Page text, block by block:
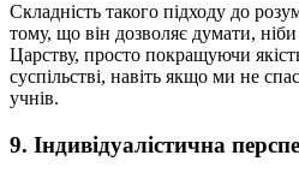
Складність такого підходу до
тому, що він дозволяє думати,
Царству, просто покращуючи
суспільстві, навіть якщо ми не
учнів.
9. Індивідуалістична